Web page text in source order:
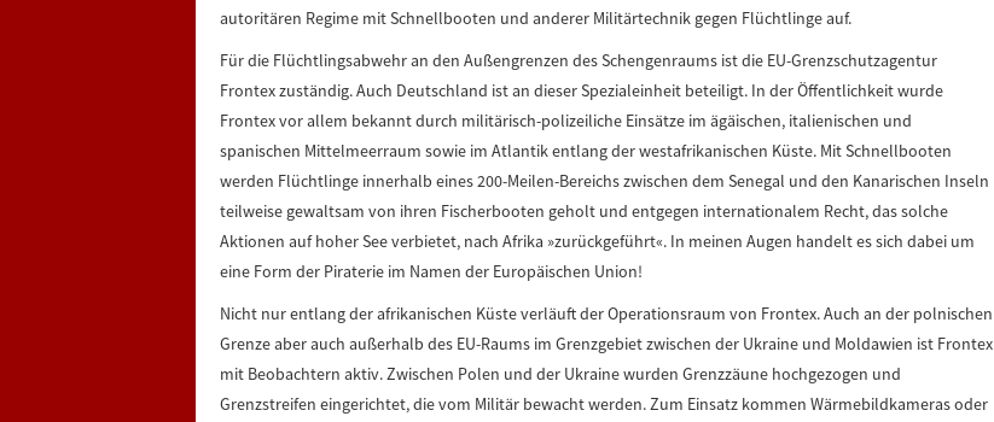
autoritären Regime mit Schnellbooten und anderer Militärtechnik gegen Flüchtlinge auf.
Für die Flüchtlingsabwehr an den Außengrenzen des Schengenraums ist die EU-Grenzschutzagentur
Frontex zuständig. Auch Deutschland ist an dieser Spezialeinheit beteiligt. In der Öffentlichkeit wurde
Frontex vor allem bekannt durch militärisch-polizeiliche Einsätze im ägäischen, italienischen und
spanischen Mittelmeerraum sowie im Atlantik entlang der westafrikanischen Küste. Mit Schnellbooten
werden Flüchtlinge innerhalb eines 200-Meilen-Bereichs zwischen dem Senegal und den Kanarischen Inseln
teilweise gewaltsam von ihren Fischerbooten geholt und entgegen internationalem Recht, das solche
Aktionen auf hoher See verbietet, nach Afrika »zurückgeführt«. In meinen Augen handelt es sich dabei um
eine Form der Piraterie im Namen der Europäischen Union!
Nicht nur entlang der afrikanischen Küste verläuft der Operationsraum von Frontex. Auch an der polnischen
Grenze aber auch außerhalb des EU-Raums im Grenzgebiet zwischen der Ukraine und Moldawien ist Frontex
mit Beobachtern aktiv. Zwischen Polen und der Ukraine wurden Grenzzäune hochgezogen und
Grenzstreifen eingerichtet, die vom Militär bewacht werden. Zum Einsatz kommen Wärmebildkameras oder